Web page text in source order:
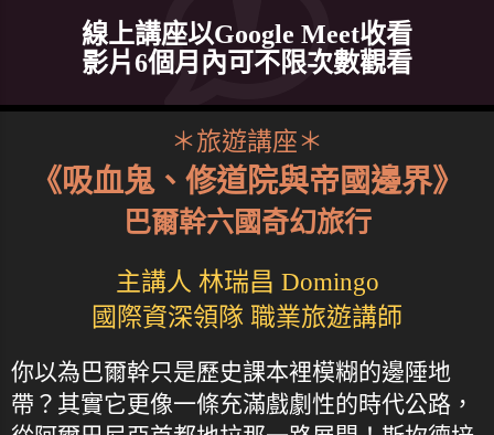
線上講座以Google Meet收看
影片6個月內可不限次數觀看
＊旅遊講座＊
《吸血鬼、修道院與帝國邊界》
巴爾幹六國奇幻旅行
主講人 林瑞昌 Domingo
國際資深領隊 職業旅遊講師
你以為巴爾幹只是歷史課本裡模糊的邊陲地
帶？其實它更像一條充滿戲劇性的時代公路，